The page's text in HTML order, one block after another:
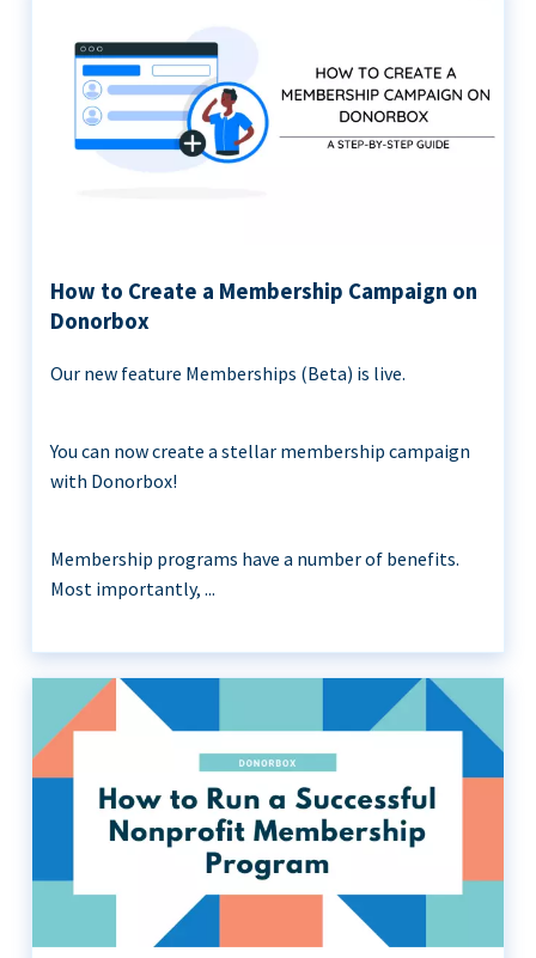
How to Create a Membership Campaign on
Donorbox
Our new feature Memberships (Beta) is live.
You can now create a stellar membership campaign
with Donorbox!
Membership programs have a number of benefits.
Most importantly, ...